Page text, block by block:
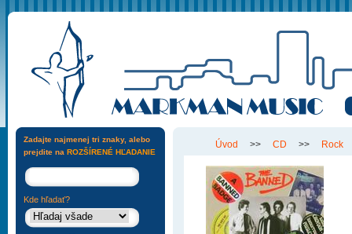
Úvod >> CD >> Rock
Zadajte najmenej tri znaky, alebo
prejdite na ROZŠÍRENÉ HĽADANIE
Kde hľadať?